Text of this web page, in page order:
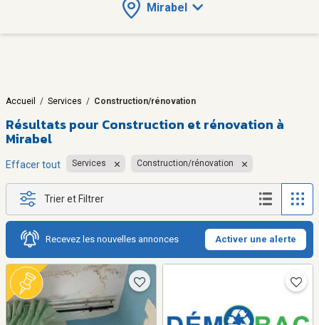
Mirabel
Accueil / Services / Construction/rénovation
Résultats pour Construction et rénovation à
Mirabel
Effacer tout Services Construction/rénovation
Trier et Filtrer
Recevez les nouvelles annonces Activer une alerte